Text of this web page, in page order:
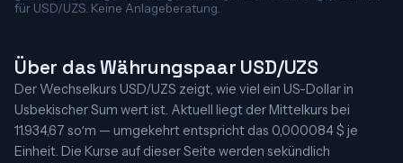
für USD/UZS. Keine Anlageberatung.
Über das Währungspaar USD/UZS
Der Wechselkurs USD/UZS zeigt, wie viel ein US-Dollar in
Usbekischer Sum wert ist. Aktuell liegt der Mittelkurs bei
11.934,67 soʻm — umgekehrt entspricht das 0,000084 $ je
Einheit. Die Kurse auf dieser Seite werden sekündlich